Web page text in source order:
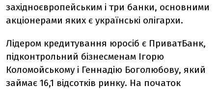
західноєвропейським і три банки, основними
акціонерами яких є українські олігархи.
Лідером кредитування юросіб є ПриватБанк,
підконтрольний бізнесменам Ігорю
Коломойському і Геннадію Боголюбову, який
займає 16,1 відсотків ринку. На початок